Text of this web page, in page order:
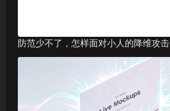
防范少不了，怎样面对小人的降维攻击